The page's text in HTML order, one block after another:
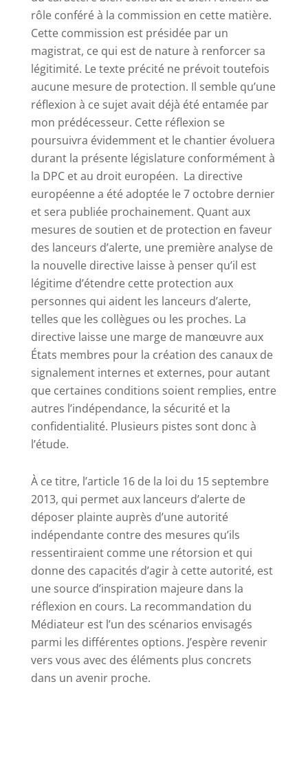
rôle conféré à la commission en cette matière.
Cette commission est présidée par un
magistrat, ce qui est de nature à renforcer sa
légitimité. Le texte précité ne prévoit toutefois
aucune mesure de protection. Il semble qu’une
réflexion à ce sujet avait déjà été entamée par
mon prédécesseur. Cette réflexion se
poursuivra évidemment et le chantier évoluera
durant la présente législature conformément à
la DPC et au droit européen. La directive
européenne a été adoptée le 7 octobre dernier
et sera publiée prochainement. Quant aux
mesures de soutien et de protection en faveur
des lanceurs d’alerte, une première analyse de
la nouvelle directive laisse à penser qu’il est
légitime d’étendre cette protection aux
personnes qui aident les lanceurs d’alerte,
telles que les collègues ou les proches. La
directive laisse une marge de manœuvre aux
États membres pour la création des canaux de
signalement internes et externes, pour autant
que certaines conditions soient remplies, entre
autres l’indépendance, la sécurité et la
confidentialité. Plusieurs pistes sont donc à
l’étude.
À ce titre, l’article 16 de la loi du 15 septembre
2013, qui permet aux lanceurs d’alerte de
déposer plainte auprès d’une autorité
indépendante contre des mesures qu’ils
ressentiraient comme une rétorsion et qui
donne des capacités d’agir à cette autorité, est
une source d’inspiration majeure dans la
réflexion en cours. La recommandation du
Médiateur est l’un des scénarios envisagés
parmi les différentes options. J’espère revenir
vers vous avec des éléments plus concrets
dans un avenir proche.